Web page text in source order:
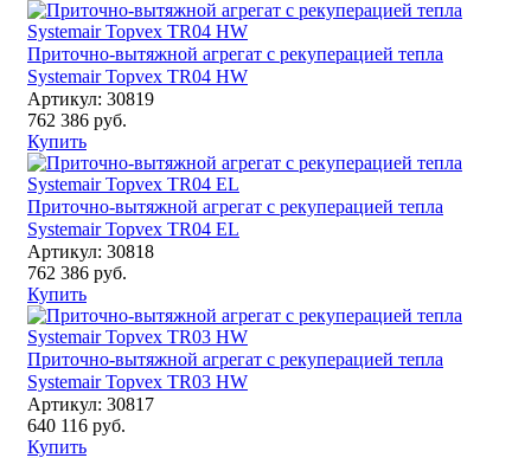
Приточно-вытяжной агрегат с рекуперацией тепла
Systemair Topvex TR04 HW
Артикул: 30819
762 386 руб.
Купить
Приточно-вытяжной агрегат с рекуперацией тепла
Systemair Topvex TR04 EL
Артикул: 30818
762 386 руб.
Купить
Приточно-вытяжной агрегат с рекуперацией тепла
Systemair Topvex TR03 HW
Артикул: 30817
640 116 руб.
Купить